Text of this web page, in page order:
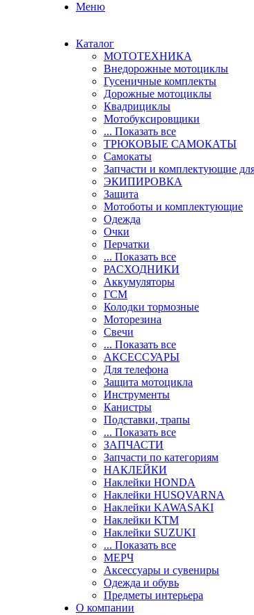
Меню
Каталог
МОТОТЕХНИКА
Внедорожные мотоциклы
Гусеничные комплекты
Дорожные мотоциклы
Квадрициклы
Мотобуксировщики
... Показать все
ТРЮКОВЫЕ САМОКАТЫ
Самокаты
Запчасти и комплектующие
ЭКИПИРОВКА
Защита
Мотоботы и комплектующие
Одежда
Очки
Перчатки
... Показать все
РАСХОДНИКИ
Аккумуляторы
ГСМ
Колодки тормозные
Моторезина
Свечи
... Показать все
АКСЕССУАРЫ
Для телефона
Защита мотоцикла
Инструменты
Канистры
Подставки, трапы
... Показать все
ЗАПЧАСТИ
Запчасти по категориям
НАКЛЕЙКИ
Наклейки HONDA
Наклейки HUSQVARNA
Наклейки KAWASAKI
Наклейки KTM
Наклейки SUZUKI
... Показать все
МЕРЧ
Аксессуары и сувениры
Одежда и обувь
Предметы интерьера
О компании